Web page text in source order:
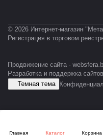
Главная Каталог Корзина
© 2026 Интернет-магазин
Регистрация в торговом
Продвижение сайта -
Разработка и поддержка
Темная тема